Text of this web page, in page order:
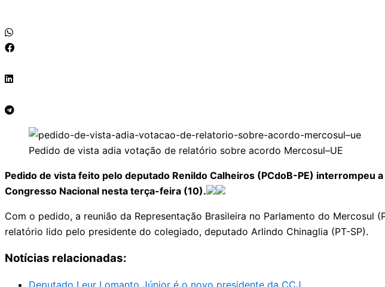
Pedido de vista adia votação de relatório sobre acordo Mercosul–UE
Pedido de vista feito pelo deputado Renildo Calheiros (PCdoB-PE)
Congresso Nacional nesta terça-feira (10).
Com o pedido, a reunião da Representação Brasileira no Parlamento do
relatório lido pelo presidente do colegiado, deputado Arlindo Chinaglia (PT-SP).
Notícias relacionadas: